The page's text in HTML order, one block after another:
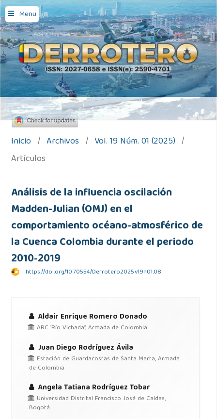
Menu
Inicio / Archivos / Vol. 19 Núm. 01 (2025) /
Artículos
Análisis de la influencia oscilación
Madden-Julian (OMJ) en el
comportamiento océano-atmosférico de
la Cuenca Colombia durante el periodo
2010-2019
https://doi.org/10.70554/Derrotero2025.v19n01.08
Aldair Enrique Romero Donado
ARC “Río Vichada”, Armada de Colombia
Juan Diego Rodríguez Ávila
Estación de Guardacostas de Santa Marta, Armada
de Colombia
Angela Tatiana Rodríguez Tobar
Universidad Distrital Francisco José de Caldas,
Bogotá